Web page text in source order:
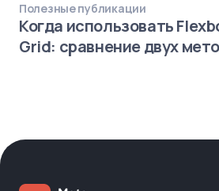
Полезные публикации
Когда использовать
Grid: сравнение двух